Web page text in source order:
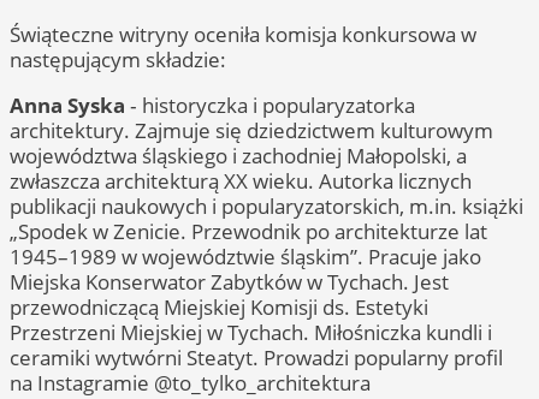
Świąteczne witryny oceniła komisja konkursowa w
następującym składzie:
Anna Syska ‑ historyczka i popularyzatorka
architektury. Zajmuje się dziedzictwem kulturowym
województwa śląskiego i zachodniej Małopolski, a
zwłaszcza architekturą XX wieku. Autorka licznych
publikacji naukowych i popularyzatorskich, m.in. książki
„Spodek w Zenicie. Przewodnik po architekturze lat
1945–1989 w województwie śląskim”. Pracuje jako
Miejska Konserwator Zabytków w Tychach. Jest
przewodniczącą Miejskiej Komisji ds. Estetyki
Przestrzeni Miejskiej w Tychach. Miłośniczka kundli i
ceramiki wytwórni Steatyt. Prowadzi popularny profil
na Instagramie @to_tylko_architektura